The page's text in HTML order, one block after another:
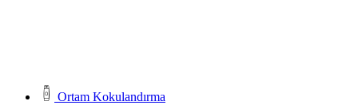
Ortam Kokulandırma